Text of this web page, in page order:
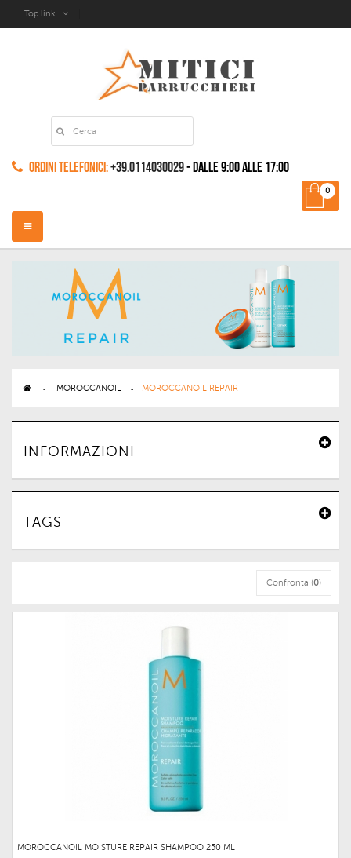
Top link
Ordini Telefonici:+39.0114030029- dalle 9:00 alle 17:00
0
Navigazione
Toggle
> MOROCCANOIL > MOROCCANOIL REPAIR
INFORMAZIONI
TAGS
Confronta (0)
MOROCCANOIL MOISTURE REPAIR SHAMPOO 250 ML